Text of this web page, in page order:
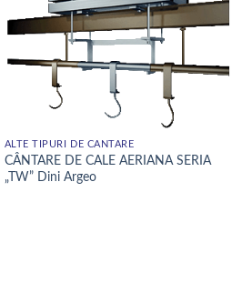
ALTE TIPURI DE CANTARE
CÂNTARE DE CALE AERIANA SERIA
„TW” Dini Argeo